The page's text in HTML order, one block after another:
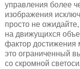
управления более
изображения
просто не
на движущихся
фактор достижения
это ограниченный
со скромной